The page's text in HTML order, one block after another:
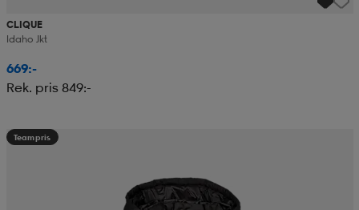
CLIQUE
Idaho Jkt
669:-
Rek. pris 849:-
Teampris